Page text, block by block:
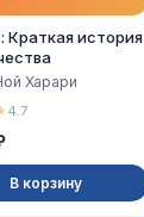
Краткая история
Харари
4.7
В корзину